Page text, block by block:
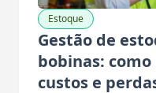
Estoque
Gestão de
bobinas:
custos e